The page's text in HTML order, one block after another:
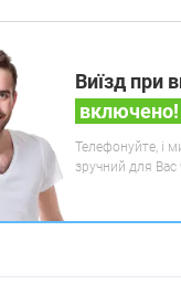
Виїзд при
включено!
Телефонуйте, і
зручний для Вас